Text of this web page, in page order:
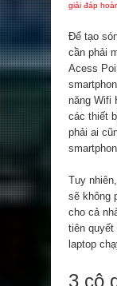
giải đáp
Để tạo
cần phải
Acess
năng Wifi
các thiết
phải ai
Tuy
sẽ không
cho cả
tiên quyết
laptop
3 cô